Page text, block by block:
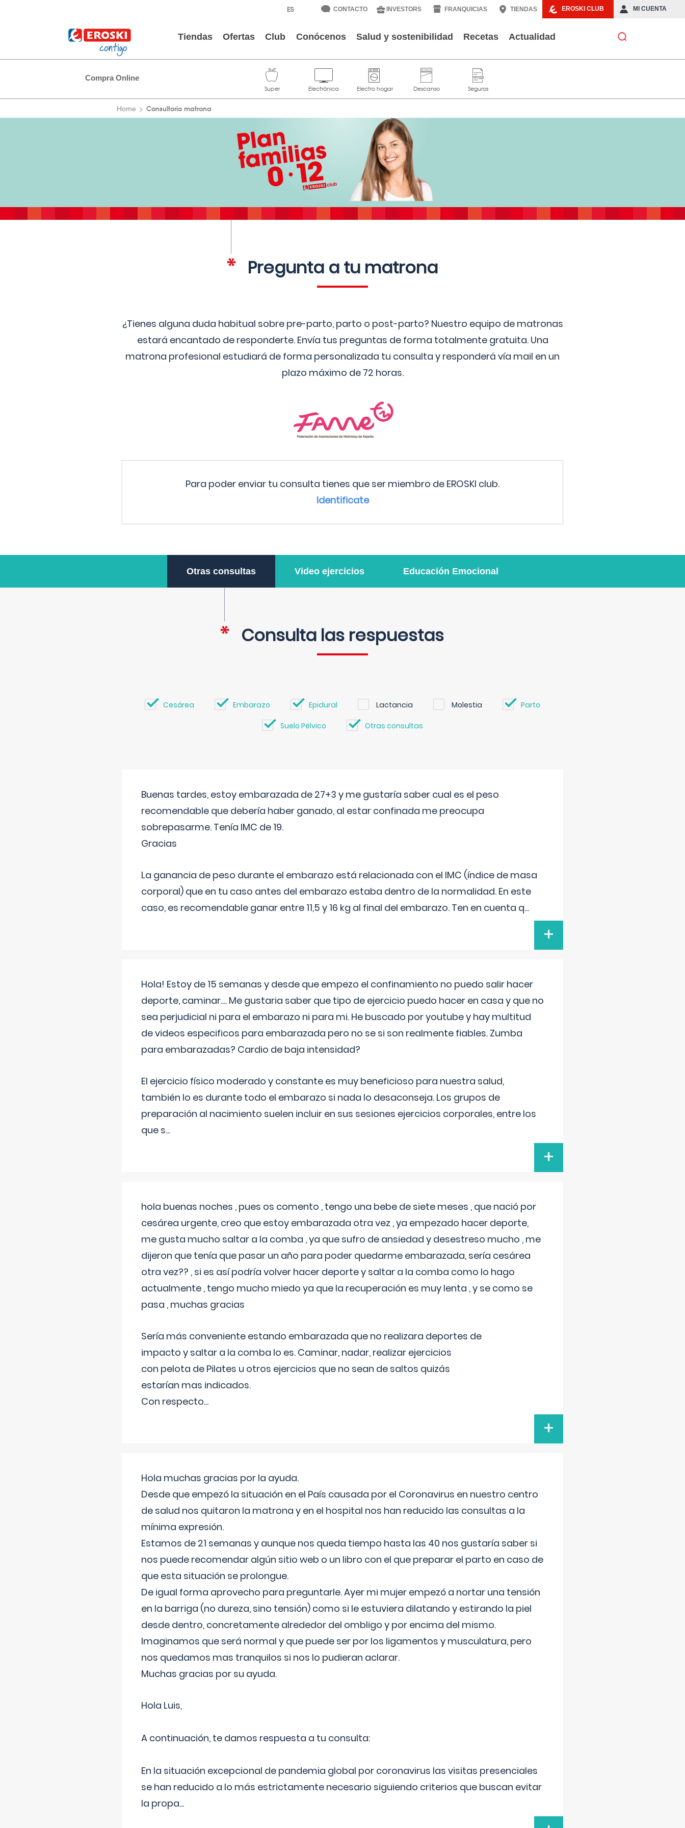
EROSKI CLUB MI CUENTA
CONTACTO INVESTORS FRANQUICIAS TIENDAS
Tiendas Ofertas Club Conócenos Salud y sostenibilidad Recetas Actualidad
Compra Online
Home Consultorio matrona
Pregunta a tu matrona
¿Tienes alguna duda habitual sobre pre-parto, parto o post-parto? Nuestro equipo de matronas
estará encantado de responderte. Envía tus preguntas de forma totalmente gratuita. Una
matrona profesional estudiará de forma personalizada tu consulta y responderá vía mail en un
plazo máximo de 72 horas.
Para poder enviar tu consulta tienes que ser miembro de EROSKI club.
Identificate
Otras consultas Video ejercicios Educación Emocional
Consulta las respuestas
Cesárea Embarazo Epidural Lactancia Molestia Parto
Suelo Pélvico Otras consultas
Buenas tardes, estoy embarazada de 27+3 y me gustaría saber cual es el peso
recomendable que debería haber ganado, al estar confinada me preocupa
sobrepasarme. Tenía IMC de 19.
Gracias
La ganancia de peso durante el embarazo está relacionada con el IMC (índice de masa
corporal) que en tu caso antes del embarazo estaba dentro de la normalidad. En este
caso, es recomendable ganar entre 11,5 y 16 kg al final del embarazo. Ten en cuenta q...
+
Hola! Estoy de 15 semanas y desde que empezo el confinamiento no puedo salir hacer
deporte, caminar.... Me gustaria saber que tipo de ejercicio puedo hacer en casa y que no
sea perjudicial ni para el embarazo ni para mi. He buscado por youtube y hay multitud
de videos especificos para embarazada pero no se si son realmente fiables. Zumba
para embarazadas? Cardio de baja intensidad?
El ejercicio físico moderado y constante es muy beneficioso para nuestra salud,
también lo es durante todo el embarazo si nada lo desaconseja. Los grupos de
preparación al nacimiento suelen incluir en sus sesiones ejercicios corporales, entre los
que s...
+
hola buenas noches , pues os comento , tengo una bebe de siete meses , que nació por
cesárea urgente, creo que estoy embarazada otra vez , ya empezado hacer deporte,
me gusta mucho saltar a la comba , ya que sufro de ansiedad y desestreso mucho , me
dijeron que tenía que pasar un año para poder quedarme embarazada, sería cesárea
otra vez?? , si es así podría volver hacer deporte y saltar a la comba como lo hago
actualmente , tengo mucho miedo ya que la recuperación es muy lenta , y se como se
pasa , muchas gracias
Sería más conveniente estando embarazada que no realizara deportes de
impacto y saltar a la comba lo es. Caminar, nadar, realizar ejercicios
con pelota de Pilates u otros ejercicios que no sean de saltos quizás
estarían mas indicados.
Con respecto...
+
Hola muchas gracias por la ayuda.
Desde que empezó la situación en el País causada por el Coronavirus en nuestro centro
de salud nos quitaron la matrona y en el hospital nos han reducido las consultas a la
mínima expresión.
Estamos de 21 semanas y aunque nos queda tiempo hasta las 40 nos gustaría saber si
nos puede recomendar algún sitio web o un libro con el que preparar el parto en caso de
que esta situación se prolongue.
De igual forma aprovecho para preguntarle. Ayer mi mujer empezó a nortar una tensión
en la barriga (no dureza, sino tensión) como si le estuviera dilatando y estirando la piel
desde dentro, concretamente alrededor del ombligo y por encima del mismo.
Imaginamos que será normal y que puede ser por los ligamentos y musculatura, pero
nos quedamos mas tranquilos si nos lo pudieran aclarar.
Muchas gracias por su ayuda.
Hola Luis,
A continuación, te damos respuesta a tu consulta:
En la situación excepcional de pandemia global por coronavirus las visitas presenciales
se han reducido a lo más estrictamente necesario siguiendo criterios que buscan evitar
la propa...